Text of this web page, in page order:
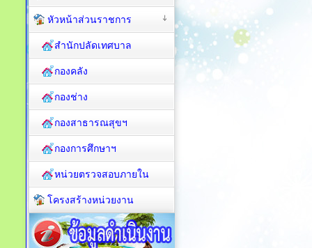
หัวหน้าส่วนราชการ
สำนักปลัดเทศบาล
กองคลัง
กองช่าง
กองสาธารณสุขฯ
กองการศึกษาฯ
หน่วยตรวจสอบภายใน
โครงสร้างหน่วยงาน